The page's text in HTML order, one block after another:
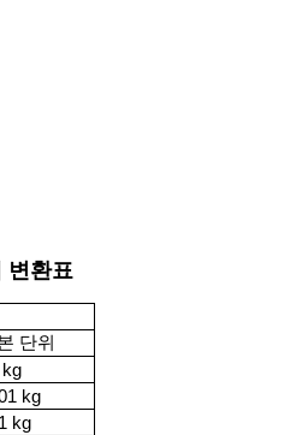
변환표
단위
kg
kg